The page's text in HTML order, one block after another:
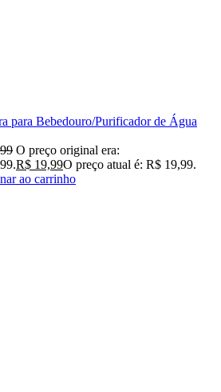
para Bebedouro/Purificador de Água
O preço original era:
R$ 19,99O preço atual é: R$ 19,99.
ao carrinho